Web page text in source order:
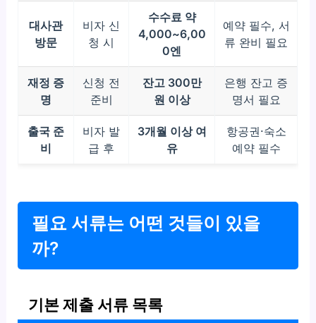
대사관
방문
비자 신
청 시
수수료 약
4,000~6,00
0엔
예약 필수, 서
류 완비 필요
재정 증
명
신청 전
준비
잔고 300만
원 이상
은행 잔고 증
명서 필요
출국 준
비
비자 발
급 후
3개월 이상 여
유
항공권·숙소
예약 필수
필요 서류는 어떤 것들이 있을
까?
기본 제출 서류 목록